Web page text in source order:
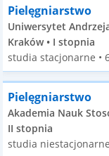
Pielęgniarstwo
Uniwersytet
Kraków • I stopnia
studia stacjonarne •
Pielęgniarstwo
Akademia Nauk
II stopnia
studia